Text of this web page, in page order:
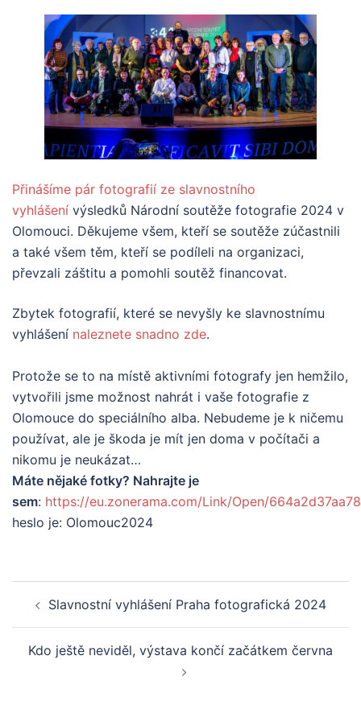
Přinášíme pár fotografií ze slavnostního
vyhlášení výsledků Národní soutěže fotografie 2024 v
Olomouci. Děkujeme všem, kteří se soutěže zúčastnili
a také všem těm, kteří se podíleli na organizaci,
převzali záštitu a pomohli soutěž financovat.
Zbytek fotografií, které se nevyšly ke slavnostnímu
vyhlášení naleznete snadno zde.
Protože se to na místě aktivními fotografy jen hemžilo,
vytvořili jsme možnost nahrát i vaše fotografie z
Olomouce do speciálního alba. Nebudeme je k ničemu
používat, ale je škoda je mít jen doma v počítači a
nikomu je neukázat…
Máte nějaké fotky? Nahrajte je
sem: https://eu.zonerama.com/Link/Open/
heslo je: Olomouc2024
navigation
Slavnostní vyhlášení Praha fotografická 2024
Kdo ještě neviděl, výstava končí začátkem června